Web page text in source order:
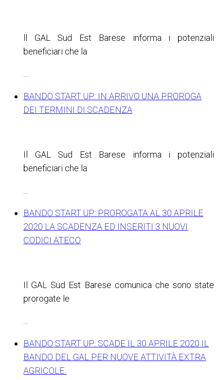
ll GAL Sud Est Barese informa i potenziali
beneficiari che la
BANDO START UP: IN ARRIVO UNA PROROGA
DEI TERMINI DI SCADENZA
Il GAL Sud Est Barese informa i potenziali
beneficiari che la
BANDO START UP: PROROGATA AL 30 APRILE
2020 LA SCADENZA ED INSERITI 3 NUOVI
CODICI ATECO
Il GAL Sud Est Barese comunica che sono state
prorogate le
BANDO START UP: SCADE IL 30 APRILE 2020 IL
BANDO DEL GAL PER NUOVE ATTIVITÀ EXTRA
AGRICOLE.